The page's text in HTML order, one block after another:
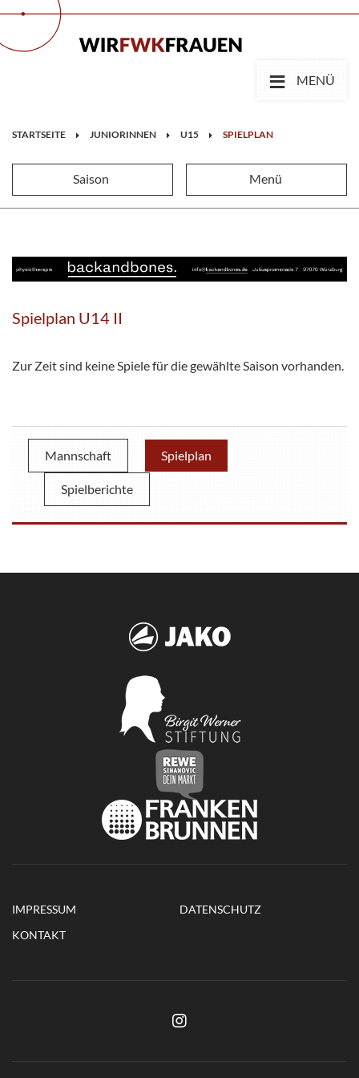
≡ MENÜ
STARTSEITE JUNIORINNEN U15 SPIELPLAN
Menü
Saison
Spielplan U14 II
Zur Zeit sind keine Spiele für die gewählte Saison vorhanden.
Mannschaft Spielplan
Spielberichte
IMPRESSUM
DATENSCHUTZ
KONTAKT